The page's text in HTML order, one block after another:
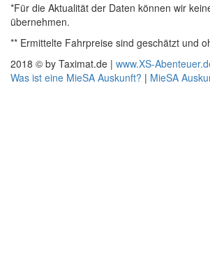
*Für die Aktualität der Daten können wir
übernehmen.
** Ermittelte Fahrpreise sind geschätzt und
2018 © by Taximat.de | www.XS-
Was ist eine MieSA Auskunft? | MieSA